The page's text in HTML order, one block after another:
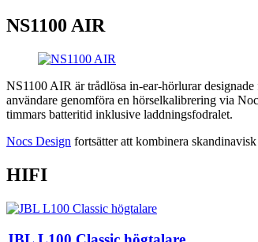
NS1100 AIR
NS1100 AIR är trådlösa in-ear-hörlurar
användare genomföra en hörselkalibrering via
timmars batteritid inklusive laddningsfodralet.
Nocs Design fortsätter att kombinera
HIFI